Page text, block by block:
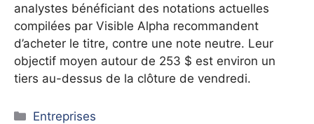
analystes bénéficiant des notations actuelles
compilées par Visible Alpha recommandent
d’acheter le titre, contre une note neutre. Leur
objectif moyen autour de 253 $ est environ un
tiers au-dessus de la clôture de vendredi.
Catégories
Entreprises